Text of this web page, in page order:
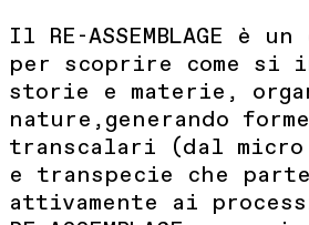
Il RE-ASSEMBLAGE è
per scoprire come si
storie e materie,
nature,generando
transcalari (dal micro
e transpecie che
attivamente ai